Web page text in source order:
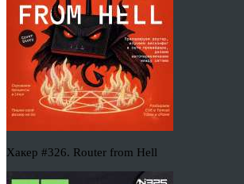
Хакер #326. Router from Hell